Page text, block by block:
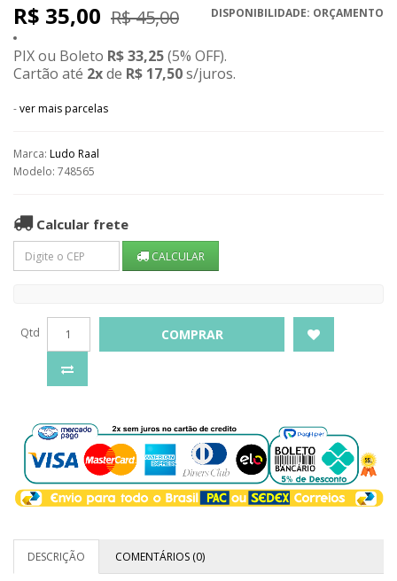
R$ 35,00 R$ 45,00 DISPONIBILIDADE: ORÇAMENTO
PIX ou Boleto R$ 33,25(5% OFF).
Cartão até 2xde R$ 17,50s/juros.
-ver mais parcelas
Marca: Ludo Raal
Modelo: 748565
Calcular frete
CALCULAR
Qtd COMPRAR
DESCRIÇÃO COMENTÁRIOS (0)